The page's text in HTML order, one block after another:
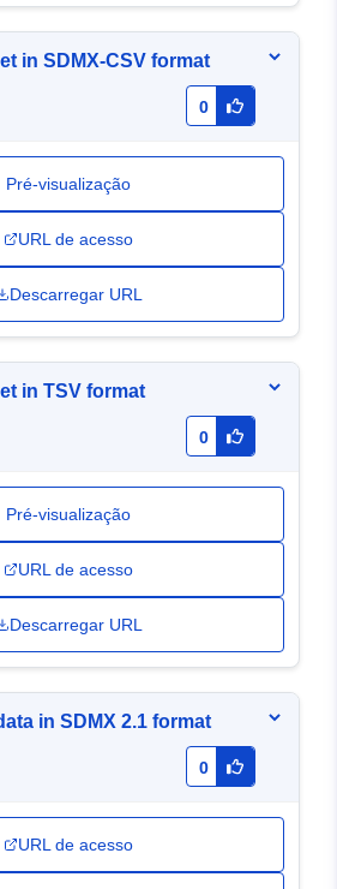
in SDMX-CSV format
0
Pré-visualização
URL de acesso
Descarregar URL
in TSV format
0
Pré-visualização
URL de acesso
Descarregar URL
in SDMX 2.1 format
0
URL de acesso